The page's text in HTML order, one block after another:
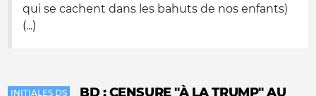
qui se cachent dans les bahuts de nos enfants)
(...)
INITIALES DS
BD : CENSURE "À LA TRUMP" AU